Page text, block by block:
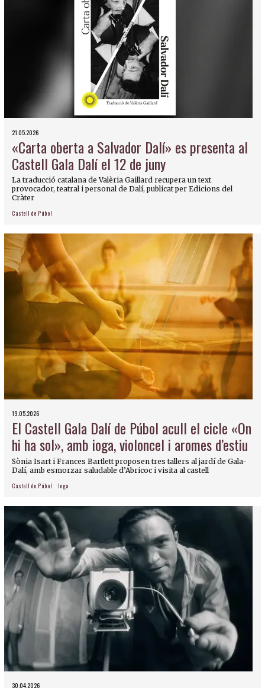
21.05.2026
«Carta oberta a Salvador Dalí» es presenta al
Castell Gala Dalí el 12 de juny
La traducció catalana de Valèria Gaillard recupera un text
provocador, teatral i personal de Dalí, publicat per Edicions del
Cràter
Castell de Púbol
19.05.2026
El Castell Gala Dalí de Púbol acull el cicle «On
hi ha sol», amb ioga, violoncel i aromes d’estiu
Sònia Isart i Frances Bartlett proposen tres tallers al jardí de Gala-
Dalí, amb esmorzar saludable d’Abricoc i visita al castell
Castell de Púbol Ioga
30.04.2026